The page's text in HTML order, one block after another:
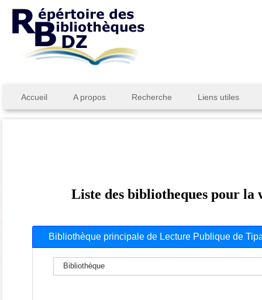
Accueil A propos Recherche Liens utiles
Liste des bibliotheques pour
Bibliothèque principale de Lecture Publique de
Bibliothèque